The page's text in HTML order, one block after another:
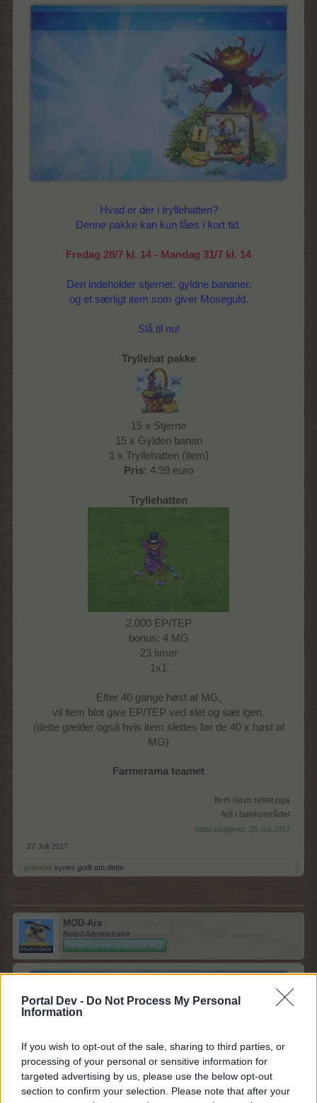
Portal Dev - Do Not Process My Personal
Information
If you wish to opt-out of the sale, sharing to third parties, or
processing of your personal or sensitive information for
targeted advertising by us, please use the below opt-out
section to confirm your selection. Please note that after your
Hvad er der i tryllehatten?
Denne pakke kan kun fåes i kort tid.
Fredag 28/7 kl. 14 - Mandag 31/7 kl. 14
Den indeholder stjerner, gyldne bananer,
og et særligt item som giver Moseguld.
Slå til nu!
Tryllehat pakke
15 x Stjerne
15 x Gylden banan
1 x Tryllehatten (item)
Pris: 4,99 euro
Tryllehatten
2.000 EP/TEP
bonus: 4 MG
23 timer
1x1
Efter 40 gange høst af MG,
vil item blot give EP/TEP ved slet og sæt igen.
(dette gælder også hvis item slettes før de 40 x høst af
MG)
Farmerama teamet
Item navn rettet pga
fejl i bankområdet
Sidst redigeret: 28 Juli 2017
27 Juli 2017
jytlandia synes godt om dette.
MOD-Ara
Board Administrator
Team Farmerama DA & NO